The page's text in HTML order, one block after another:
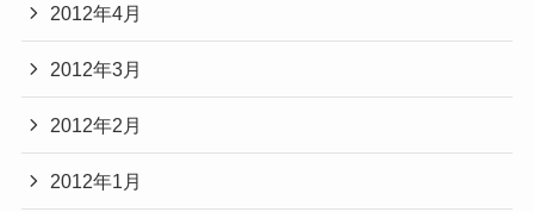
2012年4月
2012年3月
2012年2月
2012年1月